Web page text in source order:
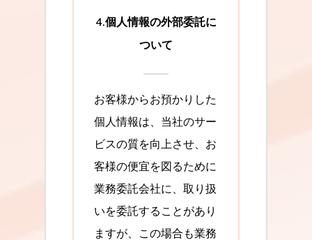
4.個人情報の外部委託に
ついて
お客様からお預かりした
個人情報は、当社のサー
ビスの質を向上させ、お
客様の便宜を図るために
業務委託会社に、取り扱
いを委託することがあり
ますが、この場合も業務